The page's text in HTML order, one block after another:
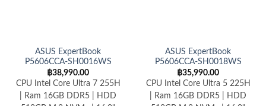
ASUS ExpertBook
P5606CCA-SH0016WS
฿38,990.00
CPU Intel Core Ultra 7 255H
| Ram 16GB DDR5 | HDD
ASUS ExpertBook
P5606CCA-SH0018WS
฿35,990.00
CPU Intel Core Ultra 5 225H
| Ram 16GB DDR5 | HDD